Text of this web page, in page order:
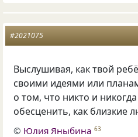
#2021075
Выслушивая, как твой
своими идеями или
о том, что никто и
обесценить, как близкие
© Юлия Яныбина 63